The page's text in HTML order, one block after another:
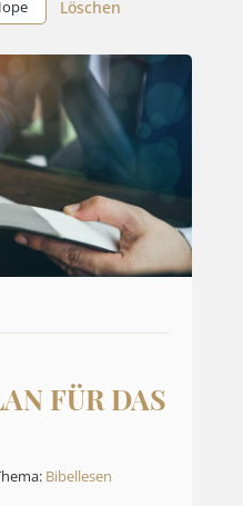
Löschen
FÜR DAS
Bibellesen